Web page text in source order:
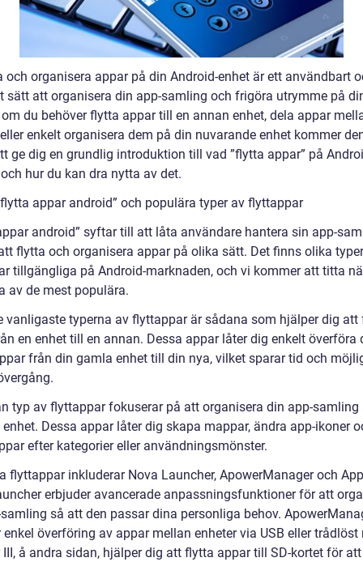
och organisera appar på din Android-enhet är ett användbart
sätt att organisera din app-samling och frigöra utrymme på
du behöver flytta appar till en annan enhet, dela appar
enkelt organisera dem på din nuvarande enhet kommer
ge dig en grundlig introduktion till vad ”flytta appar” på
hur du kan dra nytta av det.
appar android” och populära typer av flyttappar
android” syftar till att låta användare hantera sin app-
flytta och organisera appar på olika sätt. Det finns olika
tillgängliga på Android-marknaden, och vi kommer att titta
av de mest populära.
vanligaste typerna av flyttappar är sådana som hjälper dig att
en enhet till en annan. Dessa appar låter dig enkelt överföra
från din gamla enhet till din nya, vilket sparar tid och
typ av flyttappar fokuserar på att organisera din app-samling
Dessa appar låter dig skapa mappar, ändra app-ikoner
efter kategorier eller användningsmönster.
flyttappar inkluderar Nova Launcher, ApowerManager och
erbjuder avancerade anpassningsfunktioner för att
så att den passar dina personliga behov.
enkel överföring av appar mellan enheter via USB eller trådlöst
å andra sidan, hjälper dig att flytta appar till SD-kortet för